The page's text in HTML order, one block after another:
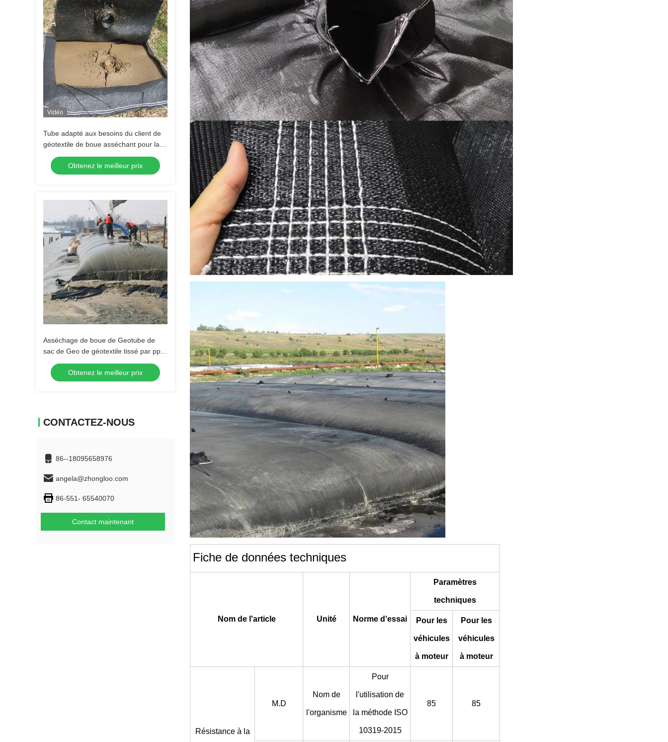
Vidéo
Tube adapté aux besoins du client de
géotextile de boue asséchant pour la
plage côtière
Obtenez le meilleur prix
Asséchage de boue de Geotube de
sac de Geo de géotextile tissé par pp
imperméable
Obtenez le meilleur prix
CONTACTEZ-NOUS
86--18095658976
angela@zhongloo.com
86-551- 65540070
Contact maintenant
Fiche de données techniques
Nom de l'article Unité Norme d'essai
Paramètres
techniques
Pour les
véhicules
à moteur
Pour les
véhicules
à moteur
Résistance à la
M.D
Nom de
l'organisme
Pour
l'utilisation de
la méthode ISO
10319-2015
85 85